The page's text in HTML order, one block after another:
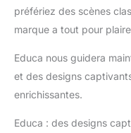
préfériez des scènes
marque a tout pour
Educa nous guidera
et des designs
enrichissantes.
Educa : des designs